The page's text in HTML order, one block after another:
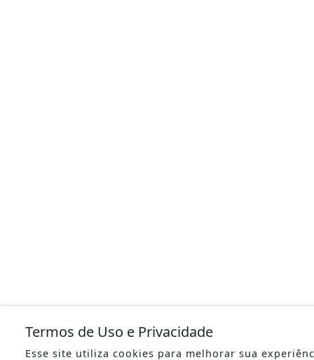
Termos de Uso e Privacidade
Esse site utiliza cookies para melhorar sua